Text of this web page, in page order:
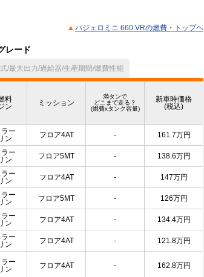
パジェロミニ 660 VRの燃費・トップヘ
レード
/最大出力/過給器/生産期間/燃費性能
料
ン
ミッション
満タンで
どこまで走る？
(燃費xタンク容量)
新車時価格
(税込)
ー
ン
フロア4AT - 161.7万円
ー
ン
フロア5MT - 138.6万円
ー
ン
フロア4AT - 147万円
ー
ン
フロア5MT - 126万円
ー
ン
フロア4AT - 134.4万円
ー
ン
フロア4AT - 121.8万円
ー
ン
フロア4AT - 162.8万円